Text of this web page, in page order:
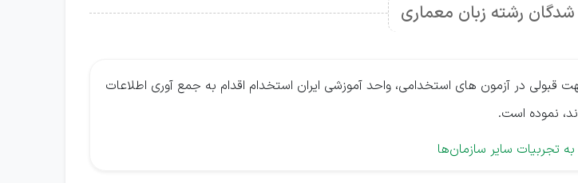
رشته زبان معماری
قبولی در آزمون های استخدامی، واحد آموزشی ایران استخدام اقدام به جمع آوری اطلاعات
نموده است.
تجربیات سایر سازمان‌ها